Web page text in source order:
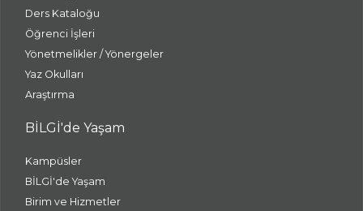
Ders Kataloğu
Öğrenci İşleri
Yönetmelikler / Yönergeler
Yaz Okulları
Araştırma
BİLGİ'de Yaşam
Kampüsler
BİLGİ'de Yaşam
Birim ve Hizmetler